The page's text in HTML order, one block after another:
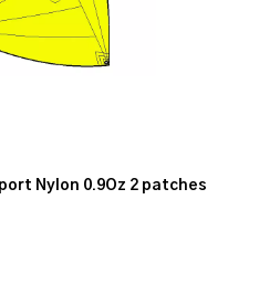
Nylon 0.9Oz 2 patches